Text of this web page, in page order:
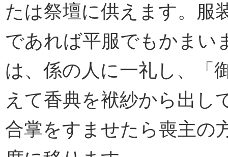
たは祭壇に供えます。服
であれば平服でもかまい
は、係の人に一礼し、「
えて香典を袱紗から出し
合掌をすませたら喪主の